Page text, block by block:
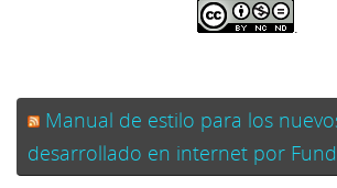
.
Manual de estilo para los
desarrollado en internet por